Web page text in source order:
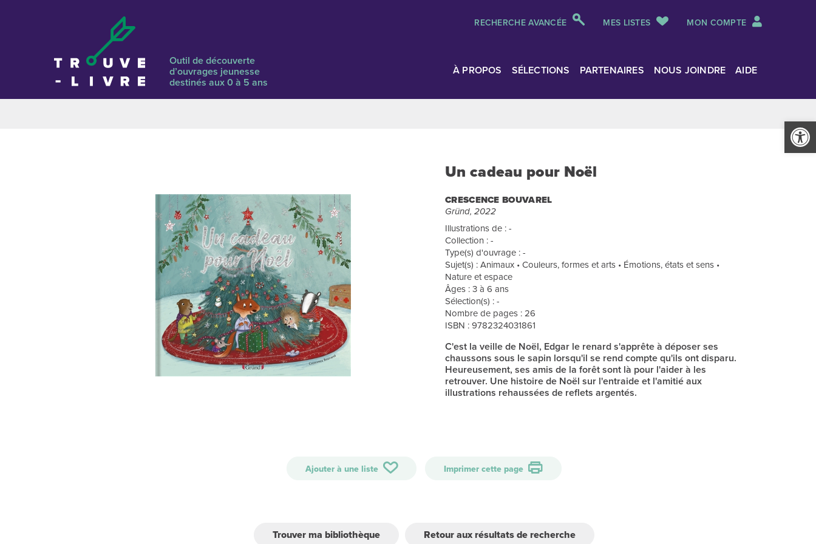
Ouvrir
RECHERCHE AVANCÉE MES LISTES MON COMPTE
Outil de découverte
d’ouvrages jeunesse
destinés aux 0 à 5 ans
À PROPOS SÉLECTIONS PARTENAIRES NOUS JOINDRE AIDE
Un cadeau pour Noël
CRESCENCE BOUVAREL
Gründ, 2022
Illustrations de : -
Collection : -
Type(s) d'ouvrage : -
Sujet(s) : Animaux • Couleurs, formes et arts • Émotions, états et sens •
Nature et espace
Âges : 3 à 6 ans
Sélection(s) : -
Nombre de pages : 26
ISBN : 9782324031861
C'est la veille de Noël, Edgar le renard s'apprête à déposer ses
chaussons sous le sapin lorsqu'il se rend compte qu'ils ont disparu.
Heureusement, ses amis de la forêt sont là pour l'aider à les
retrouver. Une histoire de Noël sur l'entraide et l'amitié aux
illustrations rehaussées de reflets argentés.
Ajouter à une liste Imprimer cette page
Trouver ma bibliothèque Retour aux résultats de recherche